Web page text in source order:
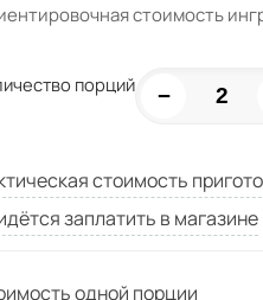
стоимость
порций −
стоимость
заплатить в магазине
одной порции